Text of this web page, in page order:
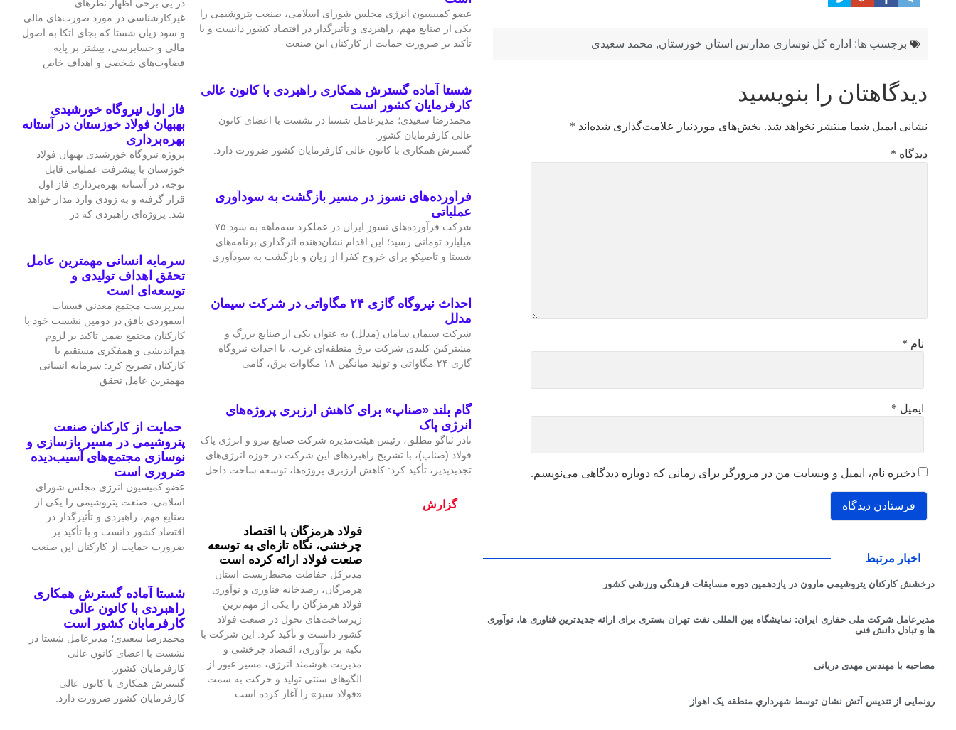
برچسب ها: اداره کل نوسازی مدارس استان خوزستان, محمد سعیدی
دیدگاهتان را بنویسید
نشانی ایمیل شما منتشر نخواهد شد. بخش‌های موردنیاز علامت‌گذاری شده‌اند *
دیدگاه *
نام *
ایمیل *
ذخیره نام، ایمیل و وبسایت من در مرورگر برای زمانی که دوباره دیدگاهی می‌نویسم.
اخبار مرتبط
درخشش کارکنان پتروشیمی مارون در یازدهمین دوره مسابقات فرهنگی ورزشی کشور
مدیرعامل شرکت ملی حفاری ایران: نمایشگاه بین المللی نفت تهران بستری برای ارائه جدیدترین فناوری ها، نوآوری
ها و تبادل دانش فنی
مصاحبه با مهندس مهدی دریانی
رونمایی از تندیس آتش نشان توسط شهرداري منطقه یک اهواز
عضو کمیسیون انرژی مجلس شورای اسلامی، صنعت پتروشیمی را
یکی از صنایع مهم، راهبردی و تأثیرگذار در اقتصاد کشور دانست و با
تأکید بر ضرورت حمایت از کارکنان این صنعت
شستا آماده گسترش همکاری راهبردی با کانون عالی
کارفرمایان کشور است
محمدرضا سعیدی؛ مدیرعامل شستا در نشست با اعضای کانون
عالی کارفرمایان کشور:
گسترش همکاری با کانون عالی کارفرمایان کشور ضرورت دارد.
فرآورده‌های نسوز در مسیر بازگشت به سودآوری
عملیاتی
شرکت فرآورده‌های نسوز ایران در عملکرد سه‌ماهه به سود ۷۵
میلیارد تومانی رسید؛ این اقدام نشان‌دهنده اثرگذاری برنامه‌های
شستا و تاصیکو برای خروج کفرا از زیان و بازگشت به سودآوری
احداث نیروگاه گازی ۲۴ مگاواتی در شرکت سیمان
مدلل
شرکت سیمان سامان (مدلل) به عنوان یکی از صنایع بزرگ و
مشترکین کلیدی شرکت برق منطقه‌ای غرب، با احداث نیروگاه
گازی ۲۴ مگاواتی و تولید میانگین ۱۸ مگاوات برق، گامی
گام بلند «صناپ» برای کاهش ارزبری پروژه‌های
انرژی پاک
نادر ثناگو مطلق، رئیس هیئت‌مدیره شرکت صنایع نیرو و انرژی پاک
فولاد (صناپ)، با تشریح راهبردهای این شرکت در حوزه انرژی‌های
تجدیدپذیر، تأکید کرد: کاهش ارزبری پروژه‌ها، توسعه ساخت داخل
گزارش
فولاد هرمزگان با اقتصاد
چرخشی، نگاه تازه‌ای به توسعه
صنعت فولاد ارائه کرده است
مدیرکل حفاظت محیط‌زیست استان
هرمزگان، رصدخانه فناوری و نوآوری
فولاد هرمزگان را یکی از مهم‌ترین
زیرساخت‌های تحول در صنعت فولاد
کشور دانست و تأکید کرد: این شرکت با
تکیه بر نوآوری، اقتصاد چرخشی و
مدیریت هوشمند انرژی، مسیر عبور از
الگوهای سنتی تولید و حرکت به سمت
«فولاد سبز» را آغاز کرده است.
در پی برخی اظهار نظرهای
غیرکارشناسی در مورد صورت‌های مالی
و سود زیان شستا که بجای اتکا به اصول
مالی و حسابرسی، بیشتر بر پایه
قضاوت‌‌های شخصی و اهداف خاص
فاز اول نیروگاه خورشیدی
بهبهان فولاد خوزستان در آستانه
بهره‌برداری
پروژه نیروگاه خورشیدی بهبهان فولاد
خوزستان با پیشرفت عملیاتی قابل‌
توجه، در آستانه بهره‌برداری فاز اول
قرار گرفته و به‌ زودی وارد مدار خواهد
شد. پروژه‌ای راهبردی که در
سرمایه انسانی مهمترین عامل
تحقق اهداف تولیدی و
توسعه‌ای است
سرپرست مجتمع معدنی فسفات
اسفوردی بافق در دومین نشست خود با
کارکنان مجتمع ضمن تاکید بر لزوم
هم‌اندیشی و همفکری مستقیم با
کارکنان تصریح کرد: سرمایه انسانی
مهمترین عامل تحقق
حمایت از کارکنان صنعت
پتروشیمی در مسیر بازسازی و
نوسازی مجتمع‌های آسیب‌دیده
ضروری است
عضو کمیسیون انرژی مجلس شورای
اسلامی، صنعت پتروشیمی را یکی از
صنایع مهم، راهبردی و تأثیرگذار در
اقتصاد کشور دانست و با تأکید بر
ضرورت حمایت از کارکنان این صنعت
شستا آماده گسترش همکاری
راهبردی با کانون عالی
کارفرمایان کشور است
محمدرضا سعیدی؛ مدیرعامل شستا در
نشست با اعضای کانون عالی
کارفرمایان کشور:
گسترش همکاری با کانون عالی
کارفرمایان کشور ضرورت دارد.